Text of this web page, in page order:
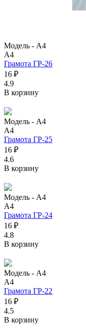
Модель - А4
А4
Грамота ГР-26
16 ₽
4.9
В корзину
Модель - А4
А4
Грамота ГР-25
16 ₽
4.6
В корзину
Модель - А4
А4
Грамота ГР-24
16 ₽
4.8
В корзину
Модель - А4
А4
Грамота ГР-22
16 ₽
4.5
В корзину